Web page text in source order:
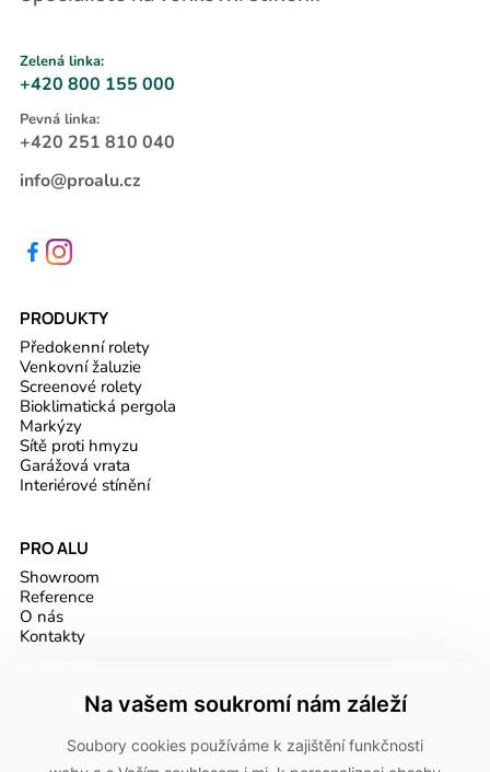
Zelená linka:
+420 800 155 000
Pevná linka:
+420 251 810 040
info@proalu.cz
PRODUKTY
Předokenní rolety
Venkovní žaluzie
Screenové rolety
Bioklimatická pergola
Markýzy
Sítě proti hmyzu
Garážová vrata
Interiérové stínění
PRO ALU
Showroom
Reference
O nás
Kontakty
DOKUMENTY
Cookies
Na vašem soukromí nám záleží
Soubory cookies používáme k zajištění funkčnosti